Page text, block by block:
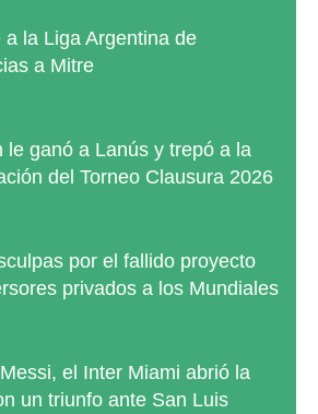
la Liga Argentina de
a Mitre
le ganó a Lanús y trepó a la
del Torneo Clausura 2026
por el fallido proyecto
privados a los Mundiales
el Inter Miami abrió la
un triunfo ante San Luis